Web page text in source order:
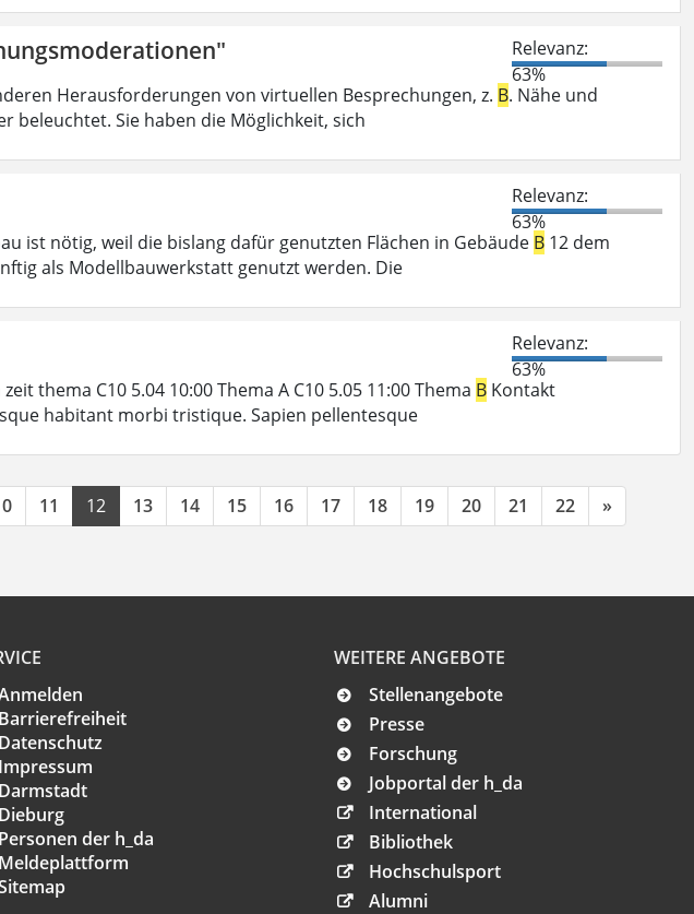
Relevanz:
63%
Herausforderungen von virtuellen Besprechungen, z. B. Nähe und
beleuchtet. Sie haben die Möglichkeit, sich
Relevanz:
63%
ist nötig, weil die bislang dafür genutzten Flächen in Gebäude B 12 dem
als Modellbauwerkstatt genutzt werden. Die
Relevanz:
63%
thema C10 5.04 10:00 Thema A C10 5.05 11:00 Thema B Kontakt
habitant morbi tristique. Sapien pellentesque
11 12 13 14 15 16 17 18 19 20 21 22 »
Barrierefreiheit
Datenschutz
Impressum
Darmstadt
Dieburg
Personen der h_da
Meldeplattform
WEITERE ANGEBOTE
Stellenangebote
Presse
Forschung
Jobportal der h_da
International
Bibliothek
Hochschulsport
Alumni